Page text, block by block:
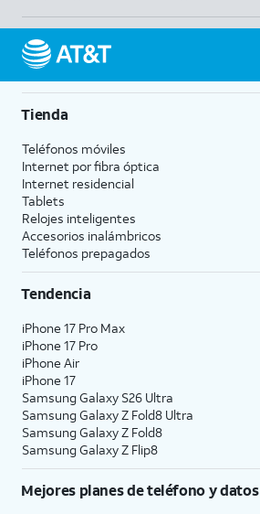
Tienda
Teléfonos móviles
Internet por fibra óptica
Internet residencial
Tablets
Relojes inteligentes
Accesorios inalámbricos
Teléfonos prepagados
Tendencia
iPhone 17 Pro Max
iPhone 17 Pro
iPhone Air
iPhone 17
Samsung Galaxy S26 Ultra
Samsung Galaxy Z Fold8 Ultra
Samsung Galaxy Z Fold8
Samsung Galaxy Z Flip8
Mejores planes de teléfono y datos